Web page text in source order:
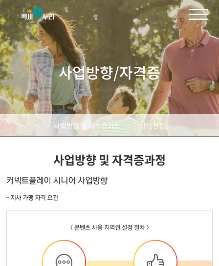
주메뉴 바로가기
컨텐츠 바로가기
사업방향/자격증
사업방향 및 자격증과정 상담신청
사업방향 및 자격증과정